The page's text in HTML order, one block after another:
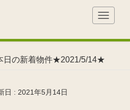
T
g
l
日の新着物件★2021/5/14★
日 : 2021年5月14日